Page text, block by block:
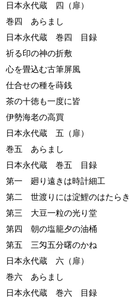
日本永代蔵 四（扉）
巻四 あらまし
日本永代蔵 巻四 目録
祈る印の神の折敷
心を畳込む古筆屏風
仕合せの種を蒔銭
茶の十徳も一度に皆
伊勢海老の高買
日本永代蔵 五（扉）
巻五 あらまし
日本永代蔵 巻五 目録
第一 廻り遠きは時計細工
第二 世渡りには淀鯉のはたらき
第三 大豆一粒の光り堂
第四 朝の塩籠夕の油桶
第五 三匁五分曙のかね
日本永代蔵 六（扉）
巻六 あらまし
日本永代蔵 巻六 目録